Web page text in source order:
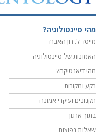
מהי סיינטולוגיה?
מייסד ל. רון האברד
האמונות של סיינטולוגיה
מהי דיאנטיקה?
רקע ומקורות
תקנונים ועיקרי אמונה
בתוך ארגון
שאלות נפוצות